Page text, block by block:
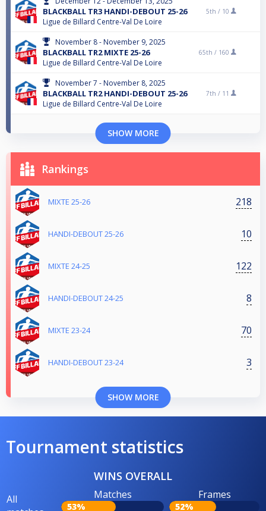
BLACKBALL TR3 HANDI-DEBOUT 25-26
Ligue de Billard Centre-Val De Loire
5th / 10
November 8 - November 9, 2025
BLACKBALL TR2 MIXTE 25-26
Ligue de Billard Centre-Val De Loire
65th / 160
November 7 - November 8, 2025
BLACKBALL TR2 HANDI-DEBOUT 25-26
Ligue de Billard Centre-Val De Loire
7th / 11
SHOW MORE
Rankings
MIXTE 25-26 218
HANDI-DEBOUT 25-26 10
MIXTE 24-25 122
HANDI-DEBOUT 24-25 8
MIXTE 23-24 70
HANDI-DEBOUT 23-24 3
SHOW MORE
Tournament statistics
WINS OVERALL
All
Matches
53%
Frames
52%